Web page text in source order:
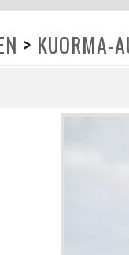
> KUORMA-